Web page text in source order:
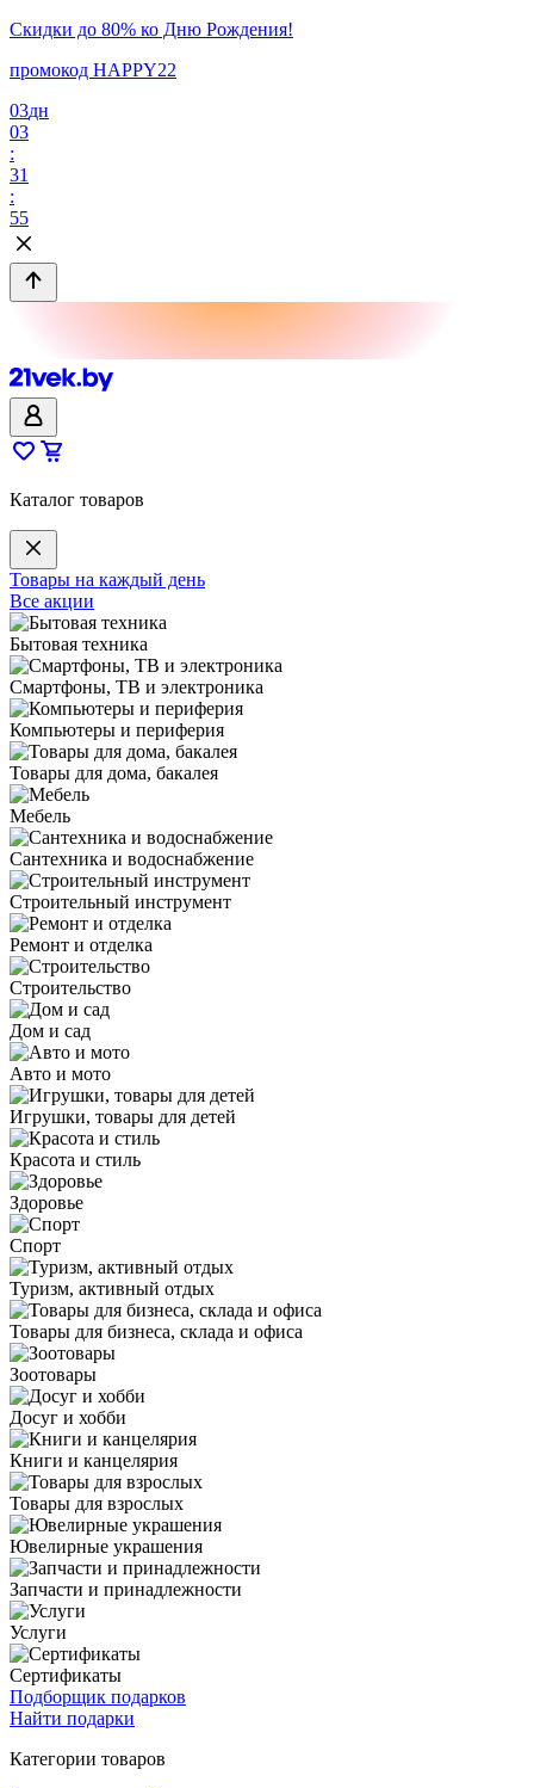
Скидки до 80% ко Дню Рождения!
промокод HAPPY22
03дн
03
:
31
:
55
Каталог товаров
Товары на каждый день
Все акции
Бытовая техника
Смартфоны, ТВ и электроника
Компьютеры и периферия
Товары для дома, бакалея
Мебель
Сантехника и водоснабжение
Строительный инструмент
Ремонт и отделка
Строительство
Дом и сад
Авто и мото
Игрушки, товары для детей
Красота и стиль
Здоровье
Спорт
Туризм, активный отдых
Товары для бизнеса, склада и офиса
Зоотовары
Досуг и хобби
Книги и канцелярия
Товары для взрослых
Ювелирные украшения
Запчасти и принадлежности
Услуги
Сертификаты
Подборщик подарков
Найти подарки
Категории товаров